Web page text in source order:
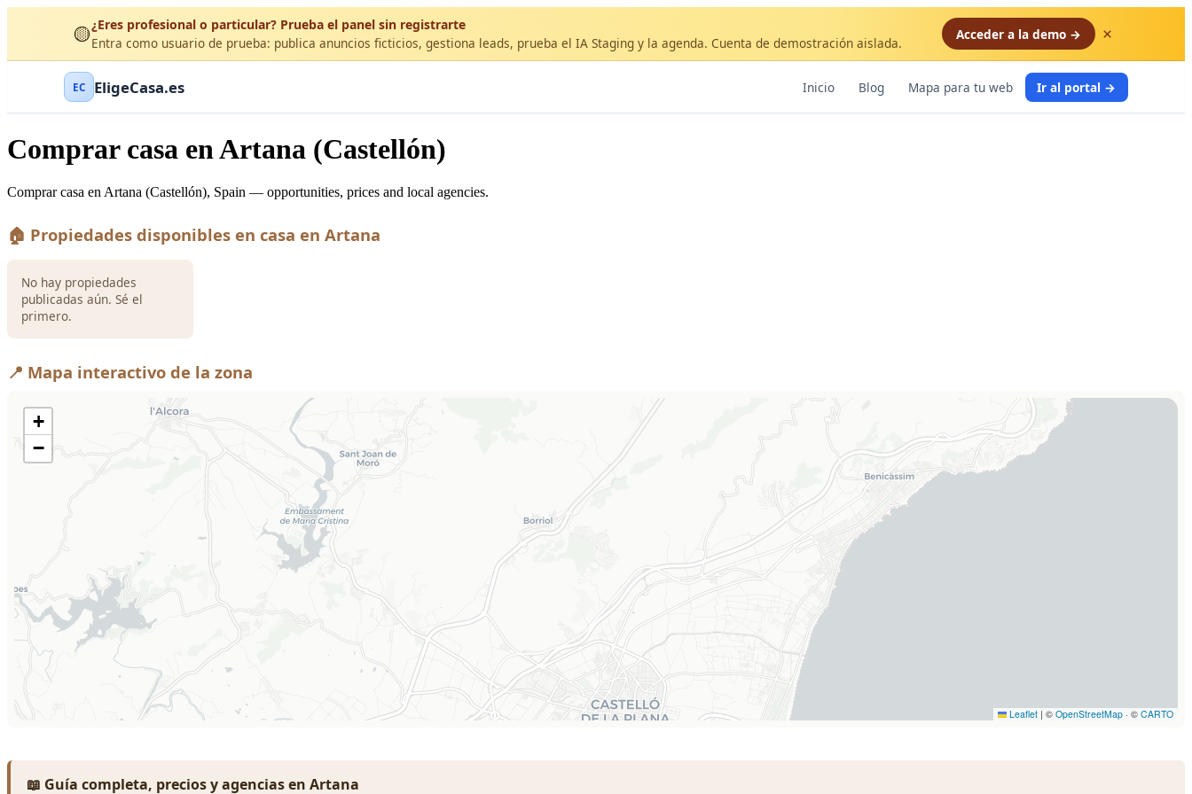
🟡¿Eres profesional o particular? Prueba el panel sin registrarte
Entra como usuario de prueba: publica anuncios ficticios, gestiona leads, prueba el IA Staging y la agenda. Cuenta de demostración aislada.
Acceder a la demo → ×
EC EligeCasa.es Inicio Blog Mapa para tu web Ir al portal →
Comprar casa en Artana (Castellón)
Comprar casa en Artana (Castellón), Spain — opportunities, prices and local agencies.
🏠 Propiedades disponibles en casa en Artana
No hay propiedades
publicadas aún. Sé el
primero.
📍 Mapa interactivo de la zona
📖 Guía completa, precios y agencias en Artana